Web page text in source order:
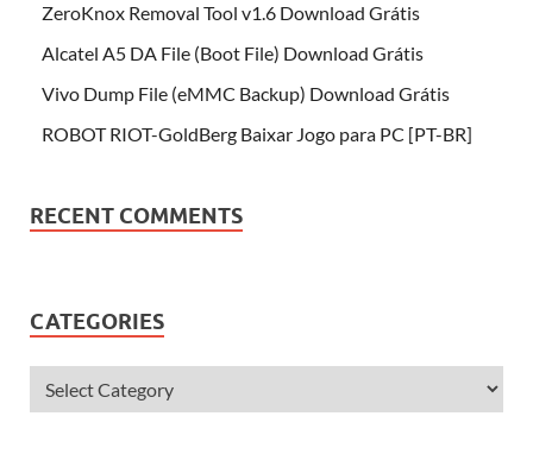
ZeroKnox Removal Tool v1.6 Download Grátis
Alcatel A5 DA File (Boot File) Download Grátis
Vivo Dump File (eMMC Backup) Download Grátis
ROBOT RIOT-GoldBerg Baixar Jogo para PC [PT-BR]
RECENT COMMENTS
CATEGORIES